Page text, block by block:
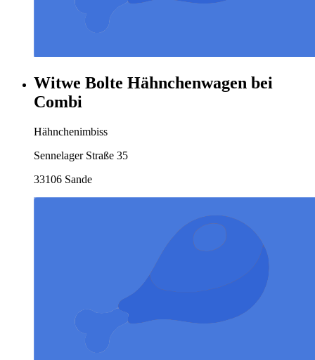
Witwe Bolte Hähnchenwagen bei
Combi
Hähnchenimbiss
Sennelager Straße 35
33106 Sande